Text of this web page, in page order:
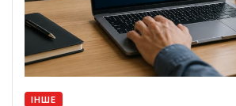
ІНШЕ